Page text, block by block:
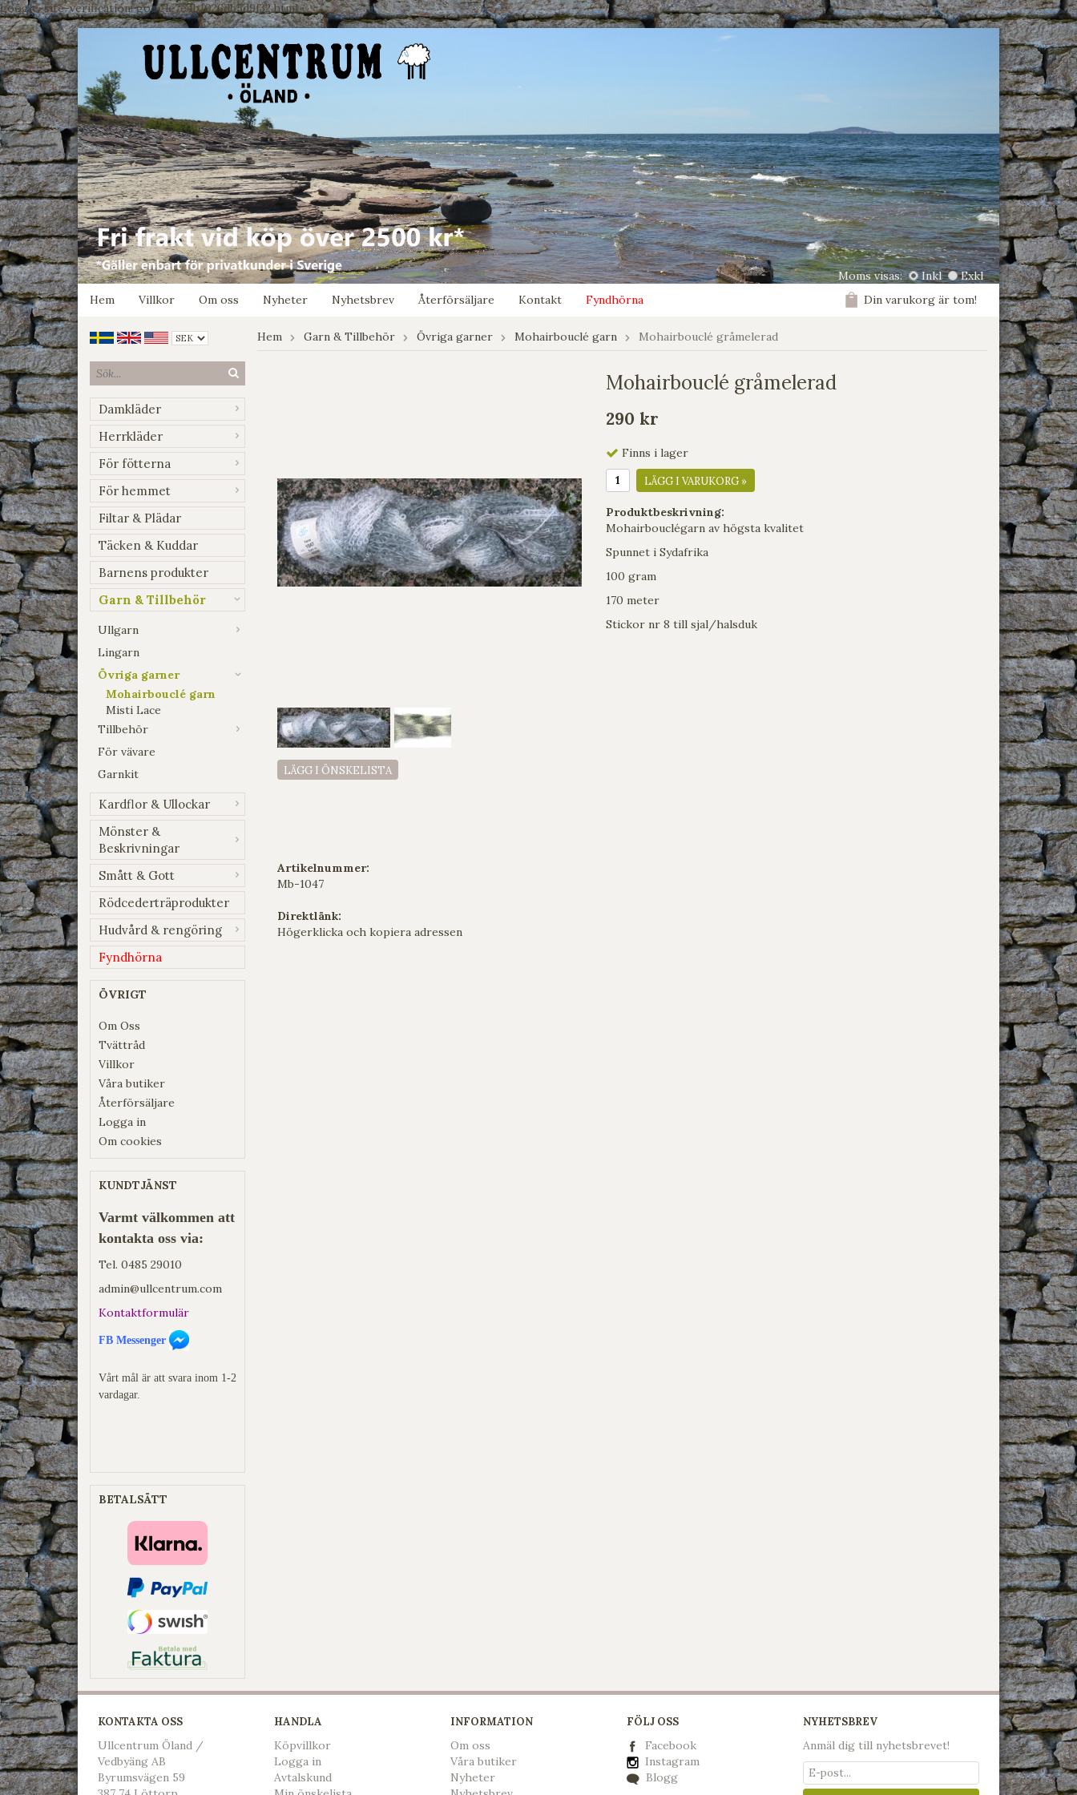
google-site-verification: google7e4b1026db5d9f32.html
Moms visas: Inkl
Exkl
Hem
Villkor Om oss Nyheter Nyhetsbrev Återförsäljare Kontakt Fyndhörna Din varukorg är tom!
Damkläder
Herrkläder
För fötterna
För hemmet
Filtar & Plädar
Täcken & Kuddar
Barnens produkter
Garn & Tillbehör
Ullgarn
Lingarn
Övriga garner
Mohairbouclé garn
Misti Lace
Tillbehör
För vävare
Garnkit
Kardflor & Ullockar
Mönster &
Beskrivningar
Smått & Gott
Rödcederträprodukter
Hudvård & rengöring
Fyndhörna
ÖVRIGT
Om Oss
Tvättråd
Villkor
Våra butiker
Återförsäljare
Logga in
Om cookies
KUNDTJÄNST
Varmt välkommen att
kontakta oss via:
Tel. 0485 29010
admin@ullcentrum.com
Kontaktformulär
FB Messenger
Vårt mål är att svara inom 1-2
vardagar.
BETALSÄTT
Hem Garn & Tillbehör Övriga garner Mohairbouclé garn Mohairbouclé gråmelerad
LÄGG I ÖNSKELISTA
Artikelnummer:
Mb-1047
Direktlänk:
Högerklicka och kopiera adressen
Mohairbouclé gråmelerad
290 kr
Finns i lager
LÄGG I VARUKORG »
Produktbeskrivning:
Mohairbouclégarn av högsta kvalitet
Spunnet i Sydafrika
100 gram
170 meter
Stickor nr 8 till sjal/halsduk
KONTAKTA OSS
Ullcentrum Öland /
Vedbyäng AB
Byrumsvägen 59
HANDLA
Köpvillkor
Logga in
Avtalskund
INFORMATION
Om oss
Våra butiker
Nyheter
FÖLJ OSS
Facebook
Instagram
Blogg
NYHETSBREV
Anmäl dig till nyhetsbrevet!